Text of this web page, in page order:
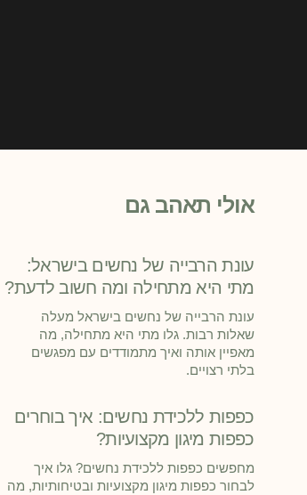
אולי תאהב גם
עונת הרבייה של נחשים בישראל:
מתי היא מתחילה ומה חשוב לדעת?
עונת הרבייה של נחשים בישראל מעלה
שאלות רבות. גלו מתי היא מתחילה, מה
מאפיין אותה ואיך מתמודדים עם מפגשים
בלתי רצויים.
כפפות ללכידת נחשים: איך בוחרים
כפפות מיגון מקצועיות?
מחפשים כפפות ללכידת נחשים? גלו איך
לבחור כפפות מיגון מקצועיות ובטיחותיות, מה